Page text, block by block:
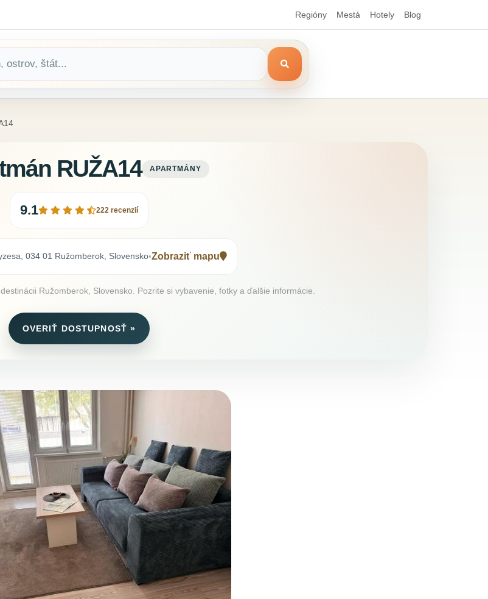
Regióny Mestá Hotely Blog
RUŽA14 APARTMÁNY
9.1 222 recenzií
034 01 Ružomberok, Slovensko•Zobraziť mapu
Ružomberok, Slovensko. Pozrite si vybavenie, fotky a ďalšie informácie.
OVERIŤ DOSTUPNOSŤ »